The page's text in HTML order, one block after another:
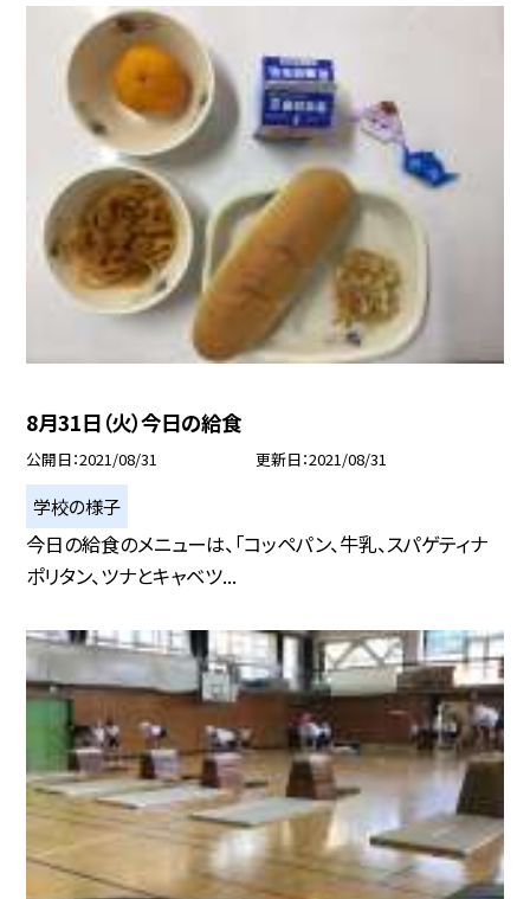
8月31日（火）今日の給食
公開日 2021/08/31 更新日 2021/08/31
学校の様子
今日の給食のメニューは、「コッペパン、牛乳、スパゲティナ
ポリタン、ツナとキャベツ...